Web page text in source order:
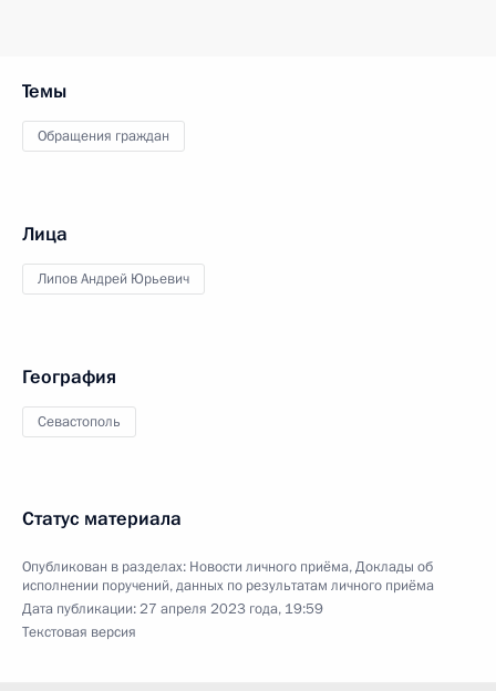
Темы
Обращения граждан
Лица
Липов Андрей Юрьевич
География
Севастополь
Статус материала
Опубликован в разделах: Новости личного приёма,Доклады об
исполнении поручений, данных по результатам личного приёма
Дата публикации:27 апреля 2023 года, 19:59
Текстовая версия